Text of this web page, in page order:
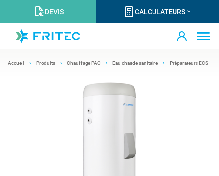
DEVIS CALCULATEURS
Accueil Produits Chauffage PAC Eau chaude sanitaire Préparateurs ECS